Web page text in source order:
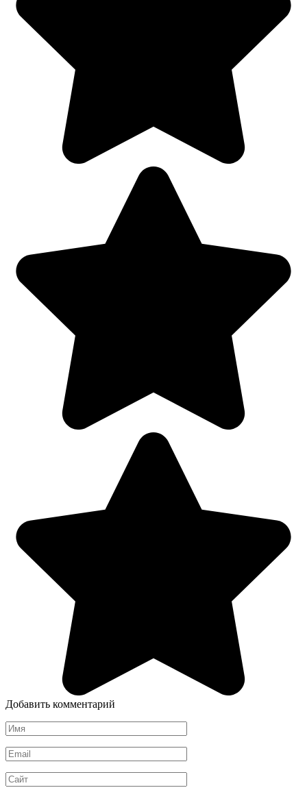
Добавить комментарий
Имя
*
Email
*
Сайт